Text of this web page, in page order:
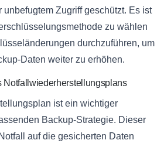
Zugriff geschützt. Es ist
zu wählen
durchzuführen, um
Daten weiter zu erhöhen.
Notfallwiederherstellungsplans
ist ein wichtiger
Backup-Strategie. Dieser
auf die gesicherten Daten